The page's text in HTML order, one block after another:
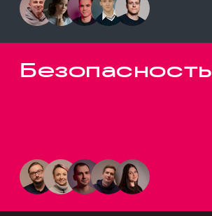
Безопасность